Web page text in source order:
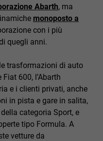
Abarth, ma
monoposto a
con i più
quegli anni.
trasformazioni di auto
600, l’Abarth
e i clienti privati, anche
in pista e gare in salita,
categoria Sport, e
tipo Formula. A
vetture da